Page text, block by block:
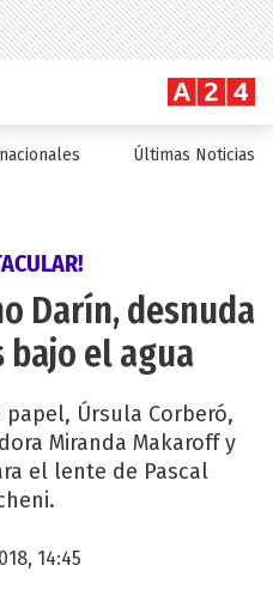
Últimas Noticias
Darín, desnuda
bajo el agua
papel, Úrsula Corberó,
Miranda Makaroff y
el lente de Pascal
14:45